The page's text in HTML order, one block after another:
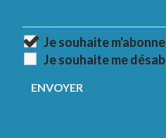
Je souhaite
Je souhaite me